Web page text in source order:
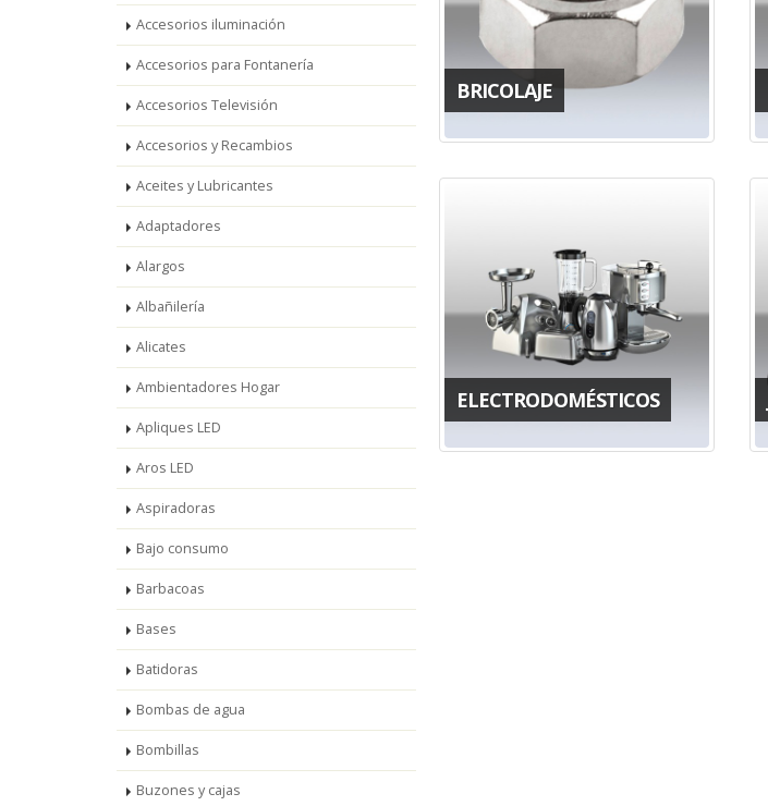
Accesorios iluminación
Accesorios para Fontanería
Accesorios Televisión
Accesorios y Recambios
Aceites y Lubricantes
Adaptadores
Alargos
Albañilería
Alicates
Ambientadores Hogar
Apliques LED
Aros LED
Aspiradoras
Bajo consumo
Barbacoas
Bases
Batidoras
Bombas de agua
Bombillas
Buzones y cajas
BRICOLAJE
ELECTRODOMÉSTICOS